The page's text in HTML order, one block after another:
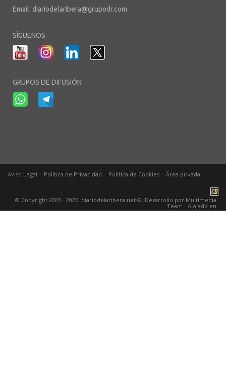
Email: diariodelaribera@grupodr.com
SÍGUENOS
GRUPOS DE DIFUSIÓN
Aviso Legal Política de Privacidad Política de Cookies Área privada
© Copyright 2003 - 2026. diariodelaribera.net ®. Desarrollo por Multimedia
Team - Alojado en